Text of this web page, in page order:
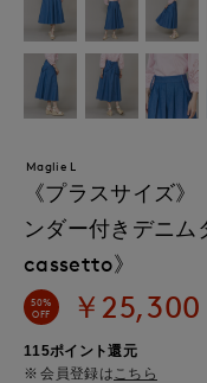
Maglie L
《プラスサイズ
ンダー付きデニ
cassetto》
50%
OFF
￥25,300
115ポイント還元
会員登録は こちら